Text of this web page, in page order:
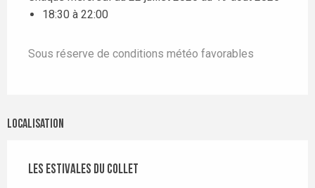
18:30 à 22:00
Sous réserve de conditions météo favorables
Localisation
Les Estivales du Collet